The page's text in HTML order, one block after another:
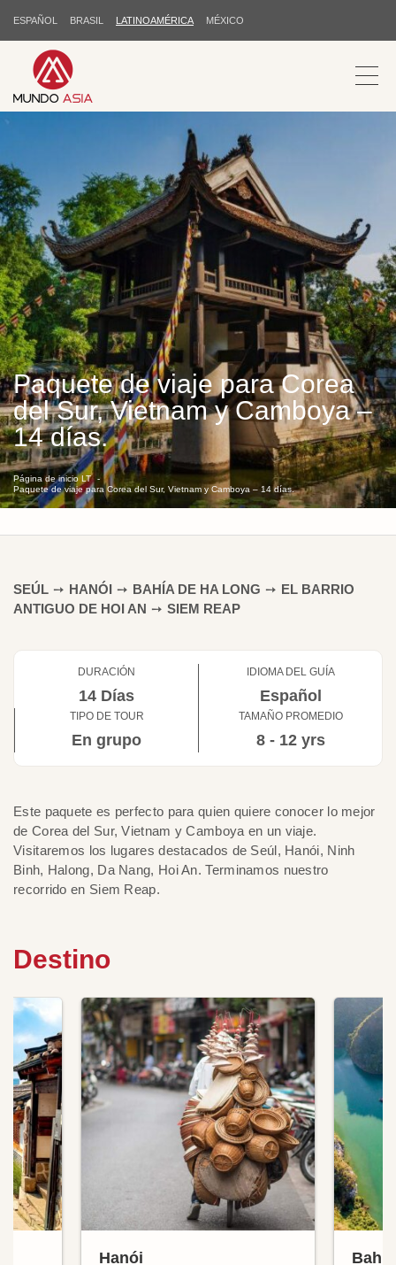
ESPAÑOL BRASIL LATINOAMÉRICA MÉXICO
Paquete de viaje para Corea
del Sur, Vietnam y Camboya –
14 días.
Página de inicio LT
Paquete de viaje para Corea del Sur, Vietnam y Camboya – 14 días.
SEÚL ➙ HANÓI ➙ BAHÍA DE HA LONG ➙ EL BARRIO
ANTIGUO DE HOI AN ➙ SIEM REAP
DURACIÓN
14 Días
IDIOMA DEL GUÍA
Español
TIPO DE TOUR
En grupo
TAMAÑO PROMEDIO
8 - 12 yrs
Este paquete es perfecto para quien quiere conocer lo mejor
de Corea del Sur, Vietnam y Camboya en un viaje.
Visitaremos los lugares destacados de Seúl, Hanói, Ninh
Binh, Halong, Da Nang, Hoi An. Terminamos nuestro
recorrido en Siem Reap.
Destino
Hanói